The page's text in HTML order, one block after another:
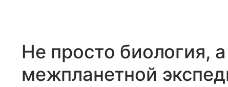
Не просто биология,
межпланетной